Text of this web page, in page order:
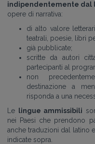
indipendentemente dal
opere di narrativa:
di alto valore
teatrali, poesie, libri
già pubblicate;
scritte da autori
partecipanti al
non
destinazione a
risponda a una
Le
lingue ammissibili
nei Paesi che prendono
anche traduzioni dal latino
indicate sopra.